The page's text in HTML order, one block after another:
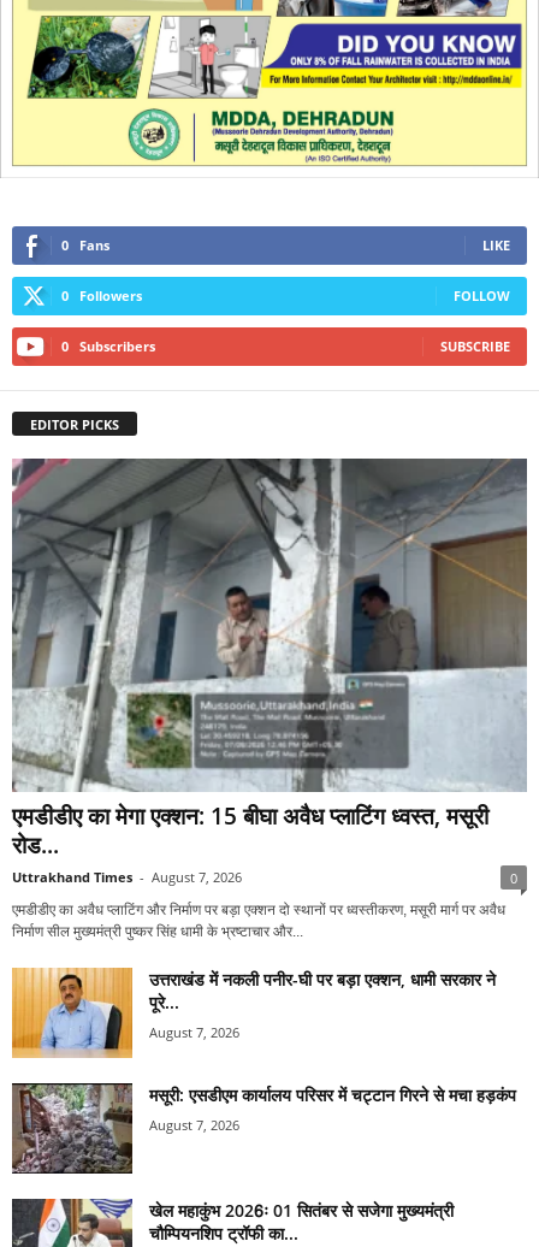
0 Fans LIKE
0 Followers FOLLOW
0 Subscribers SUBSCRIBE
EDITOR PICKS
एमडीडीए का मेगा एक्शन: 15 बीघा अवैध प्लाटिंग ध्वस्त, मसूरी
रोड...
Uttrakhand Times - August 7, 2026 0
एमडीडीए का अवैध प्लाटिंग और निर्माण पर बड़ा एक्शन दो स्थानों पर ध्वस्तीकरण, मसूरी मार्ग पर अवैध
निर्माण सील मुख्यमंत्री पुष्कर सिंह धामी के भ्रष्टाचार और...
उत्तराखंड में नकली पनीर-घी पर बड़ा एक्शन, धामी सरकार ने
पूरे...
August 7, 2026
मसूरी: एसडीएम कार्यालय परिसर में चट्टान गिरने से मचा हड़कंप
August 7, 2026
खेल महाकुंभ 2026ः 01 सितंबर से सजेगा मुख्यमंत्री
चौम्पियनशिप ट्रॉफी का...